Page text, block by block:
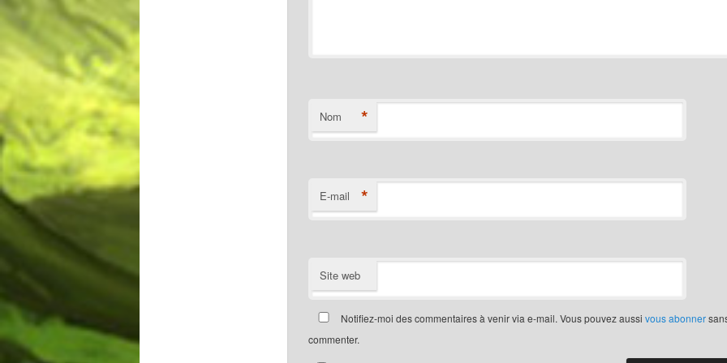
Nom *
E-mail *
Site web
Notifiez-moi des commentaires à venir via e-mail. Vous pouvez aussi vous abonner
commenter.